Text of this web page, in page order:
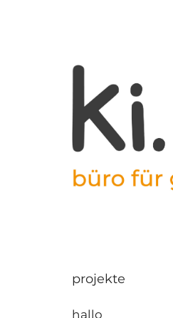
projekte